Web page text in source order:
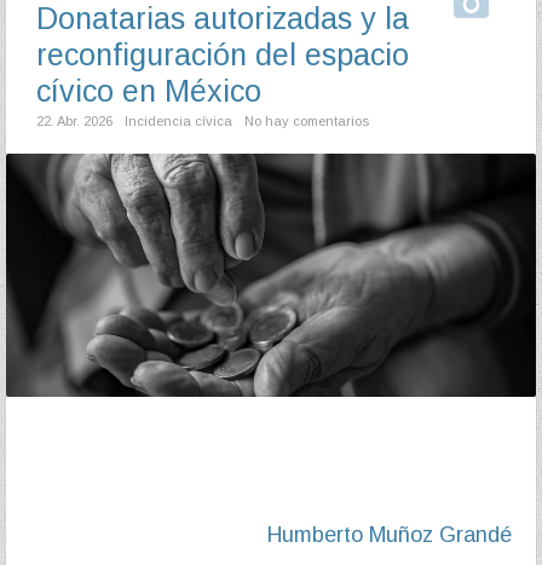
Donatarias autorizadas y la
reconfiguración del espacio
cívico en México
22. Abr. 2026 Incidencia cívica No hay comentarios
Humberto Muñoz Grandé